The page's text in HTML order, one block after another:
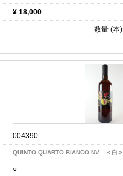
¥ 18,000
数量 (本)
004390
QUINTO QUARTO BIANCO NV ＜白＞
○